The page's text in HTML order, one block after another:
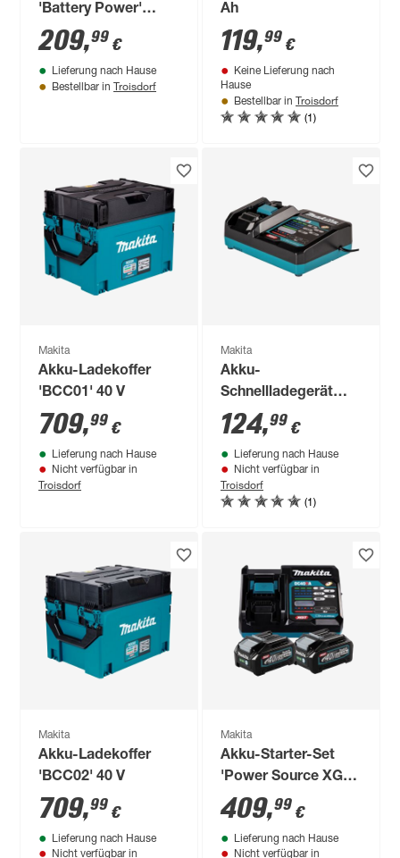
'Battery Power'
Ladegerät und Akku
36 V, 5,0 Ah
209,99 €
Lieferung nach Hause
Bestellbar in Troisdorf
Ah
119,99 €
Keine Lieferung nach
Hause
Bestellbar in Troisdorf
(1)
Makita
Akku-Ladekoffer
'BCC01' 40 V
709,99 €
Lieferung nach Hause
Nicht verfügbar in
Troisdorf
Makita
Akku-
Schnellladegerät
'DC40RA XGT' 40 V
124,99 €
Lieferung nach Hause
Nicht verfügbar in
Troisdorf
(1)
Makita
Akku-Ladekoffer
'BCC02' 40 V
709,99 €
Lieferung nach Hause
Nicht verfügbar in
Makita
Akku-Starter-Set
'Power Source XGT'
2,5 Ah 40 V
409,99 €
Lieferung nach Hause
Nicht verfügbar in